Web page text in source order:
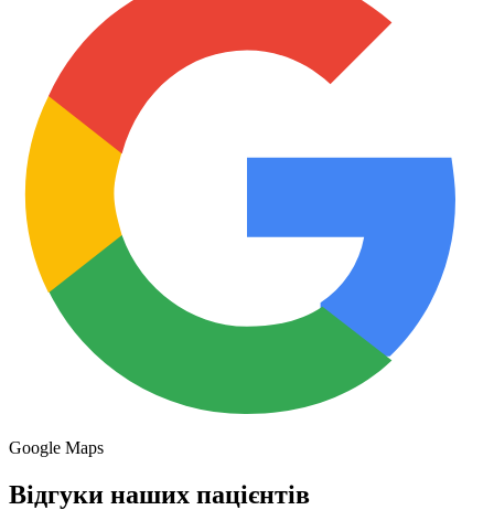
Google Maps
Відгуки наших пацієнтів